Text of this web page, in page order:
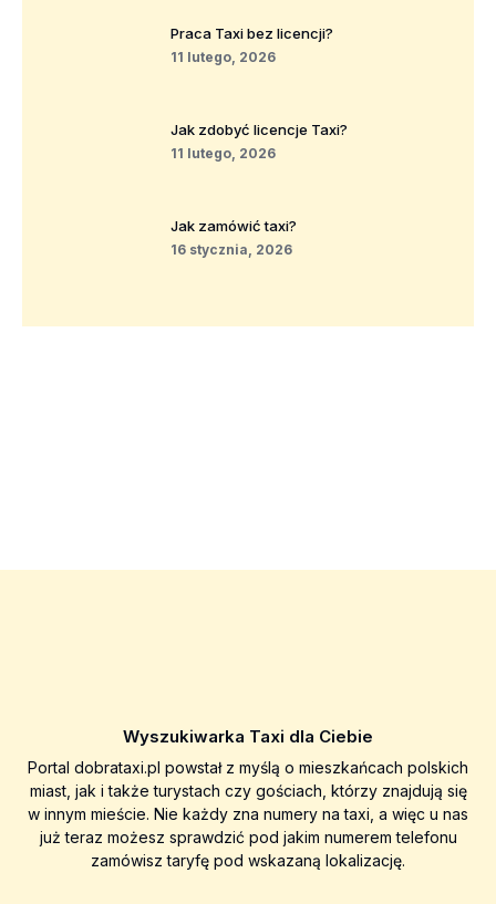
Praca Taxi bez licencji?
11 lutego, 2026
Jak zdobyć licencje Taxi?
11 lutego, 2026
Jak zamówić taxi?
16 stycznia, 2026
Wyszukiwarka Taxi dla Ciebie
Portal dobrataxi.pl powstał z myślą o mieszkańcach polskich
miast, jak i także turystach czy gościach, którzy znajdują się
w innym mieście. Nie każdy zna numery na taxi, a więc u nas
już teraz możesz sprawdzić pod jakim numerem telefonu
zamówisz taryfę pod wskazaną lokalizację.